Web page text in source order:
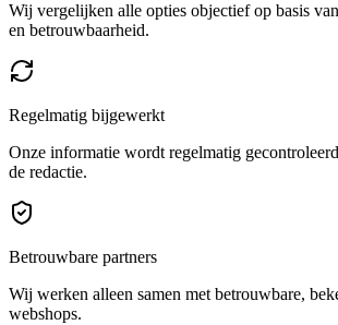
Wij vergelijken alle opties objectief op basis
en betrouwbaarheid.
Regelmatig bijgewerkt
Onze informatie wordt regelmatig
de redactie.
Betrouwbare partners
Wij werken alleen samen met betrouwbare,
webshops.